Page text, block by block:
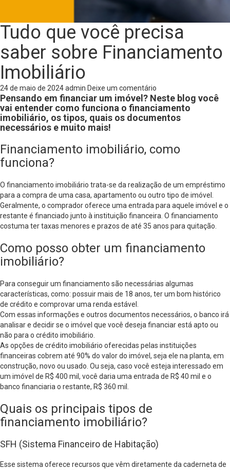
Tudo que você precisa
saber sobre Financiamento
Imobiliário
24 de maio de 2024admin Deixe um comentário
Pensando em financiar um imóvel? Neste blog você
vai entender como funciona o financiamento
imobiliário, os tipos, quais os documentos
necessários e muito mais!
Financiamento imobiliário, como
funciona?
O financiamento imobiliário trata-se da realização de um empréstimo
para a compra de uma casa, apartamento ou outro tipo de imóvel.
Geralmente, o comprador oferece uma entrada para aquele imóvel e o
restante é financiado junto à instituição financeira. O financiamento
costuma ter taxas menores e prazos de até 35 anos para quitação.
Como posso obter um financiamento
imobiliário?
Para conseguir um financiamento são necessárias algumas
características, como: possuir mais de 18 anos, ter um bom histórico
de crédito e comprovar uma renda estável.
Com essas informações e outros documentos necessários, o banco irá
analisar e decidir se o imóvel que você deseja financiar está apto ou
não para o crédito imobiliário.
As opções de crédito imobiliário oferecidas pelas instituições
financeiras cobrem até 90% do valor do imóvel, seja ele na planta, em
construção, novo ou usado. Ou seja, caso você esteja interessado em
um imóvel de R$ 400 mil, você daria uma entrada de R$ 40 mil e o
banco financiaria o restante, R$ 360 mil.
Quais os principais tipos de
financiamento imobiliário?
SFH (Sistema Financeiro de Habitação)
Esse sistema oferece recursos que vêm diretamente da caderneta de